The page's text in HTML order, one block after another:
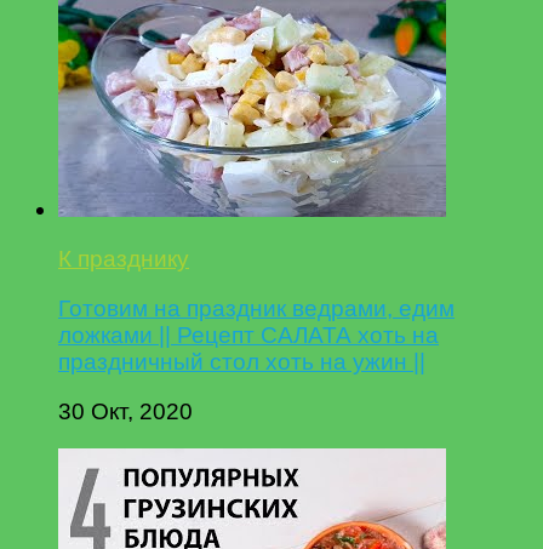
К празднику
Готовим на праздник ведрами, едим
ложками || Рецепт САЛАТА хоть на
праздничный стол хоть на ужин ||
30 Окт, 2020